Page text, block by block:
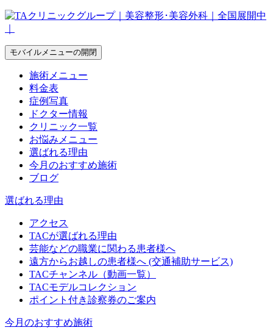
モバイルメニューの開閉
施術メニュー
料金表
症例写真
ドクター情報
クリニック一覧
お悩みメニュー
選ばれる理由
今月のおすすめ施術
ブログ
選ばれる理由
アクセス
TACが選ばれる理由
芸能などの職業に関わる患者様へ
遠方からお越しの患者様へ (交通補助サービス)
TACチャンネル（動画一覧）
TACモデルコレクション
ポイント付き診察券のご案内
今月のおすすめ施術